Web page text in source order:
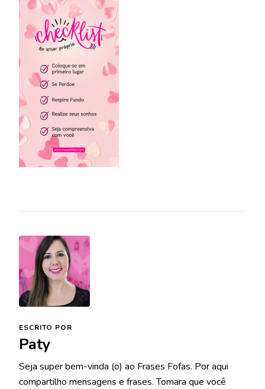
ESCRITO POR
Paty
Seja super bem-vinda (o) ao Frases Fofas. Por aqui
compartilho mensagens e frases. Tomara que você